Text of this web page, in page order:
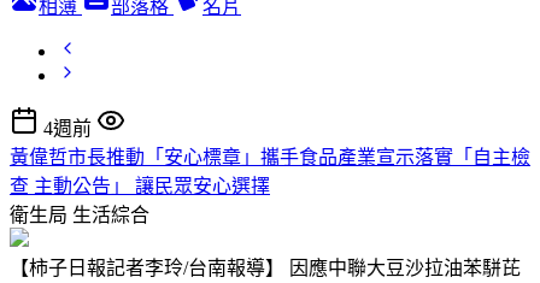
相簿 部落格 名片
4週前
黃偉哲市長推動「安心標章」攜手食品產業宣示落實「自主檢
查 主動公告」 讓民眾安心選擇
衛生局 生活綜合
【柿子日報記者李玲/台南報導】 因應中聯大豆沙拉油苯駢芘